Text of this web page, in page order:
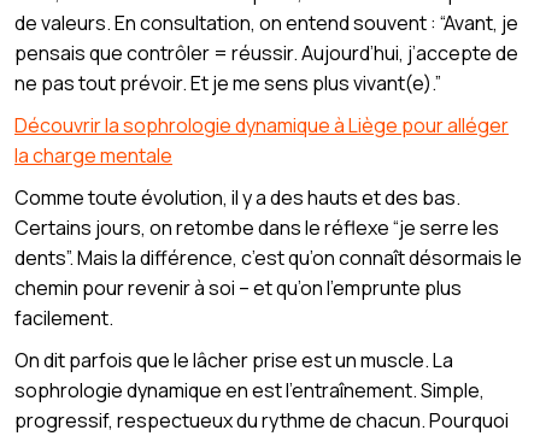
de valeurs. En consultation, on entend souvent : “Avant, je
pensais que contrôler = réussir. Aujourd’hui, j’accepte de
ne pas tout prévoir. Et je me sens plus vivant(e).”
Découvrir la sophrologie dynamique à Liège pour alléger
la charge mentale
Comme toute évolution, il y a des hauts et des bas.
Certains jours, on retombe dans le réflexe “je serre les
dents”. Mais la différence, c’est qu’on connaît désormais le
chemin pour revenir à soi – et qu’on l’emprunte plus
facilement.
On dit parfois que le lâcher prise est un muscle. La
sophrologie dynamique en est l’entraînement. Simple,
progressif, respectueux du rythme de chacun. Pourquoi